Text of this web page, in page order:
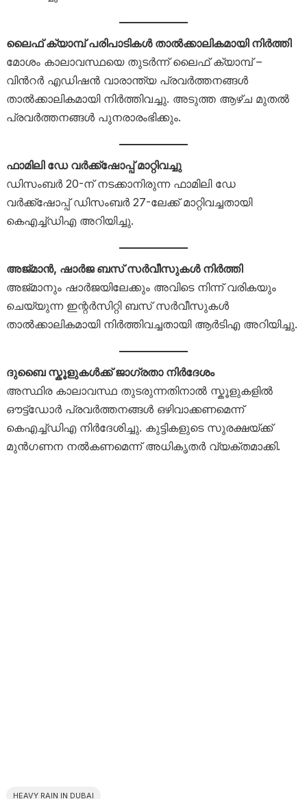
ലൈഫ് ക്യാമ്പ് പരിപാടികൾ താൽക്കാലികമായി നിർത്തി
മോശം കാലാവസ്ഥയെ തുടർന്ന് ലൈഫ് ക്യാമ്പ് –
വിൻറർ എഡിഷൻ വാരാന്ത്യ പ്രവർത്തനങ്ങൾ
താൽക്കാലികമായി നിർത്തിവച്ചു. അടുത്ത ആഴ്ച മുതൽ
പ്രവർത്തനങ്ങൾ പുനരാരംഭിക്കും.
ഫാമിലി ഡേ വർക്ക്‌ഷോപ്പ് മാറ്റിവച്ചു
ഡിസംബർ 20-ന് നടക്കാനിരുന്ന ഫാമിലി ഡേ
വർക്ക്‌ഷോപ്പ് ഡിസംബർ 27-ലേക്ക് മാറ്റിവച്ചതായി
കെഎച്ച്ഡിഎ അറിയിച്ചു.
അജ്മാൻ, ഷാർജ ബസ് സർവീസുകൾ നിർത്തി
അജ്മാനും ഷാർജയിലേക്കും അവിടെ നിന്ന് വരികയും
ചെയ്യുന്ന ഇന്റർസിറ്റി ബസ് സർവീസുകൾ
താൽക്കാലികമായി നിർത്തിവച്ചതായി ആർടിഎ അറിയിച്ചു.
ദുബൈ സ്കൂളുകൾക്ക് ജാഗ്രതാ നിർദേശം
അസ്ഥിര കാലാവസ്ഥ തുടരുന്നതിനാൽ സ്കൂളുകളിൽ
ഔട്ട്ഡോർ പ്രവർത്തനങ്ങൾ ഒഴിവാക്കണമെന്ന്
കെഎച്ച്ഡിഎ നിർദേശിച്ചു. കുട്ടികളുടെ സുരക്ഷയ്ക്ക്
മുൻഗണന നൽകണമെന്ന് അധികൃതർ വ്യക്തമാക്കി.
HEAVY RAIN IN DUBAI